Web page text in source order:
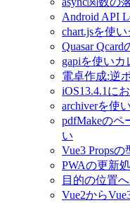
Android API
chart.jsを使
Quasar
gapiを使い
電卓作成:逆
iOS13.4.1に
archiverを使
pdfMakeのペ
い
Vue3 Propsの
PWAの更新
目的の位置
Vue2から